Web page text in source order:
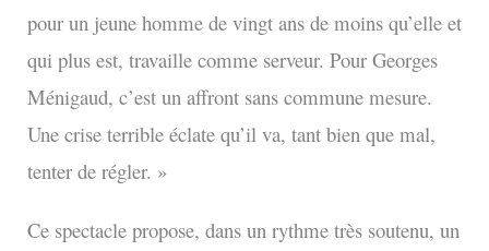
pour un jeune homme de vingt ans de moins qu’elle et
qui plus est, travaille comme serveur. Pour Georges
Ménigaud, c’est un affront sans commune mesure.
Une crise terrible éclate qu’il va, tant bien que mal,
tenter de régler. »
Ce spectacle propose, dans un rythme très soutenu, un